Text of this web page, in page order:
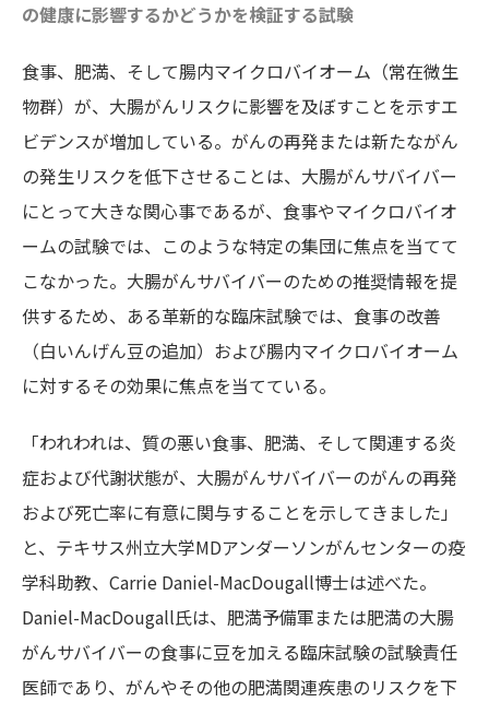
の健康に影響するかどうかを検証する試験
食事、肥満、そして腸内マイクロバイオーム（常在微生
物群）が、大腸がんリスクに影響を及ぼすことを示すエ
ビデンスが増加している。がんの再発または新たながん
の発生リスクを低下させることは、大腸がんサバイバー
にとって大きな関心事であるが、食事やマイクロバイオ
ームの試験では、このような特定の集団に焦点を当てて
こなかった。大腸がんサバイバーのための推奨情報を提
供するため、ある革新的な臨床試験では、食事の改善
（白いんげん豆の追加）および腸内マイクロバイオーム
に対するその効果に焦点を当てている。
「われわれは、質の悪い食事、肥満、そして関連する炎
症および代謝状態が、大腸がんサバイバーのがんの再発
および死亡率に有意に関与することを示してきました」
と、テキサス州立大学MDアンダーソンがんセンターの疫
学科助教、Carrie Daniel-MacDougall博士は述べた。
Daniel-MacDougall氏は、肥満予備軍または肥満の大腸
がんサバイバーの食事に豆を加える臨床試験の試験責任
医師であり、がんやその他の肥満関連疾患のリスクを下